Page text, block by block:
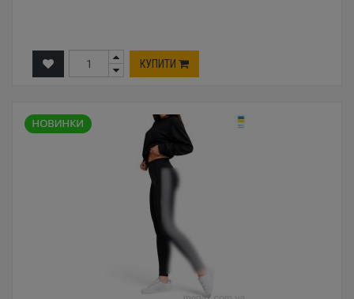
КУПИТИ